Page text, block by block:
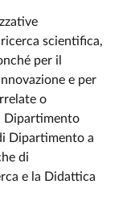
scientifica,
per il
e per
o
Dipartimento
Dipartimento a
di
e la Didattica